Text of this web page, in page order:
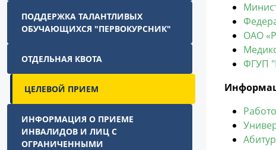
ПОДДЕРЖКА ТАЛАНТЛИВЫХ
ОБУЧАЮЩИХСЯ "ПЕРВОКУРСНИК"
ОТДЕЛЬНАЯ КВОТА
ЦЕЛЕВОЙ ПРИЕМ
ИНФОРМАЦИЯ О ПРИЕМЕ
ИНВАЛИДОВ И ЛИЦ С
ОГРАНИЧЕННЫМИ
ОАО
ФГУП